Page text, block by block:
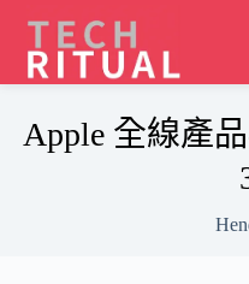
content
Apple 全線產